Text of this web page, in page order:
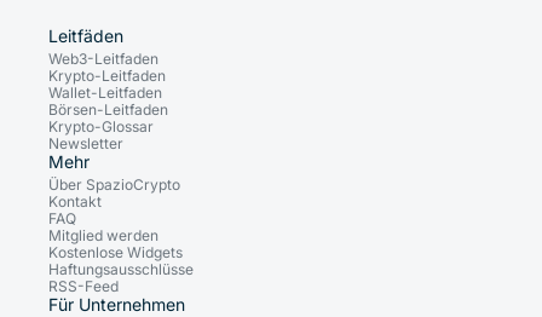
Leitfäden
Web3-Leitfaden
Krypto-Leitfaden
Wallet-Leitfaden
Börsen-Leitfaden
Krypto-Glossar
Newsletter
Mehr
Über SpazioCrypto
Kontakt
FAQ
Mitglied werden
Kostenlose Widgets
Haftungsausschlüsse
RSS-Feed
Für Unternehmen